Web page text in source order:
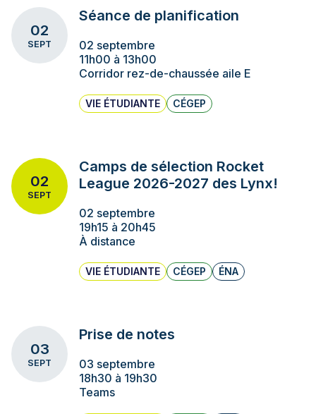
02
SEPT
Séance de planification
02 septembre
11h00 à 13h00
Corridor rez-de-chaussée aile E
VIE ÉTUDIANTE CÉGEP
02
SEPT
Camps de sélection Rocket
League 2026-2027 des Lynx!
02 septembre
19h15 à 20h45
À distance
VIE ÉTUDIANTE CÉGEP ÉNA
03
SEPT
Prise de notes
03 septembre
18h30 à 19h30
Teams